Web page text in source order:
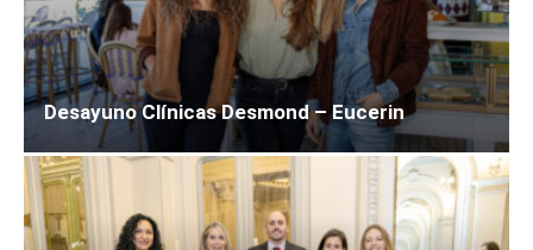
Desayuno Clínicas Desmond – Eucerin